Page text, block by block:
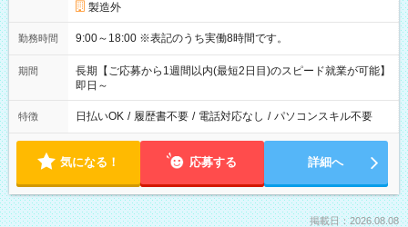
製造外
勤務時間 9:00～18:00 ※表記のうち実働8時間です。
期間
長期【ご応募から1週間以内(最短2日目)のスピード就業が可能】
即日～
特徴 日払いOK / 履歴書不要 / 電話対応なし / パソコンスキル不要
気になる！ 応募する 詳細へ
掲載日：2026.08.08